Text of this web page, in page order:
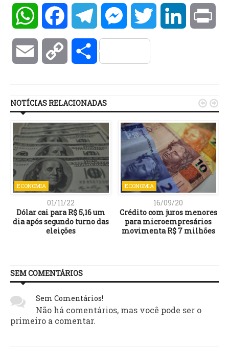
WhatsAppFacebookTelegramMessengerTwitter LinkedIn
Email Copy Compartilhar
NOTÍCIAS RELACIONADAS
ECONOMIA
01/11/22
Dólar cai para R$ 5,16 um
dia após segundo turno das
eleições
ECONOMIA
16/09/20
Crédito com juros menores
para microempresários
movimenta R$ 7 milhões
 
SEM COMENTÁRIOS
Sem Comentários!
Não há comentários, mas você pode ser o
primeiro a comentar.